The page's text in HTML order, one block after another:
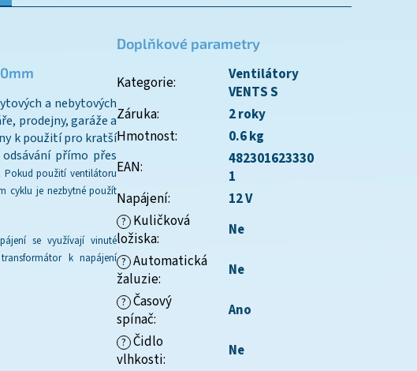
a nebytových
prodejny, garáže a
k použití pro kratší
přímo přes
Pokud použití ventilátoru
cyklu je nezbytné použít
se využívají vinuté
k napájení
Doplňkové parametry
Kategorie:
Ventilátory
VENTS S
Záruka:
2 roky
Hmotnost:
0.6 kg
EAN:
482301623330
1
Napájení: 12 V
? Kuličková
ložiska: Ne
? Automatická
žaluzie: Ne
? Časový
spínač: Ano
? Čidlo
vlhkosti: Ne